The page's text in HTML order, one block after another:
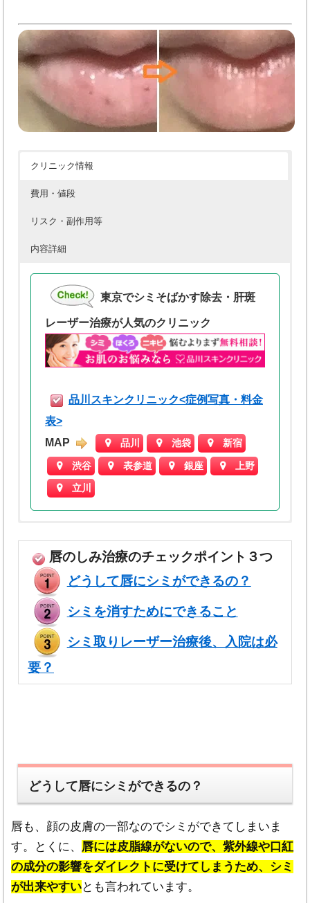
クリニック情報
費用・値段
リスク・副作用等
内容詳細
東京でシミそばかす除去・肝斑
レーザー治療が人気のクリニック
品川スキンクリニック<症例写真・料金
表>
MAP
品川 池袋 新宿
渋谷 表参道 銀座 上野
立川
レーザートーニング
初回お試し2,800円
２回目以降5,400円
(料金は変更になる場合がありますので必ず御確認
ください）
ご利用にあたっての御注意
・結果・感想には個人差があります。文章内容や
画像等が閲覧者様のケースと掲載内容が同じと思
われる内容でも、個人によって状況が異なるため
・効果や結果はメリットばかりではなく、リス
ク・副作用等のデメリット もある可能性がありま
すので注意する必要があります。
・ 内容は主観的要素を含む可能性がありますので
御参考にされる場合にはバランス的に、より多く
の意見や感想に耳を傾ける必要があります。
唇のしみ治療のチェックポイント３つ
どうして唇にシミができるの？
シミを消すためにできること
シミ取りレーザー治療後、入院は必
要？
どうして唇にシミができるの？
唇も、顔の皮膚の一部なのでシミができてしまいま
す。とくに、
唇には皮脂線がないので、紫外線や口紅
の成分の影響をダイレクトに受けてしまうため、シミ
が出来やすいとも言われています。